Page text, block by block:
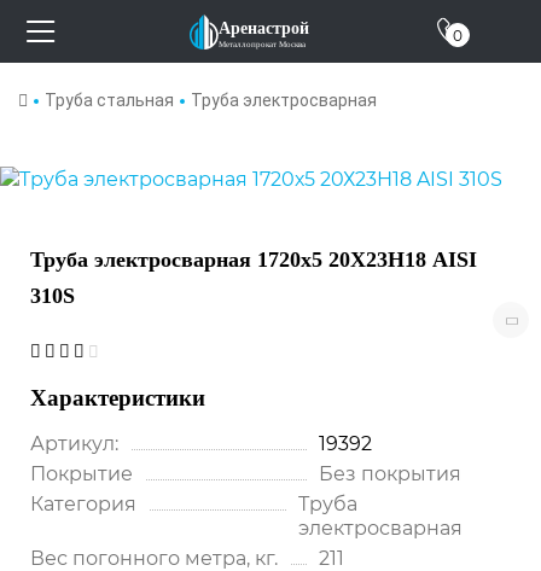
О компании
Отзывы
Аренастрой
Металлопрокат Москва 0
Труба стальная Труба электросварная
Труба электросварная 1720х5 20Х23Н18 AISI
310S
Характеристики
Артикул:
19392
Покрытие
Без покрытия
Категория
Труба
электросварная
Вес погонного метра, кг.
211